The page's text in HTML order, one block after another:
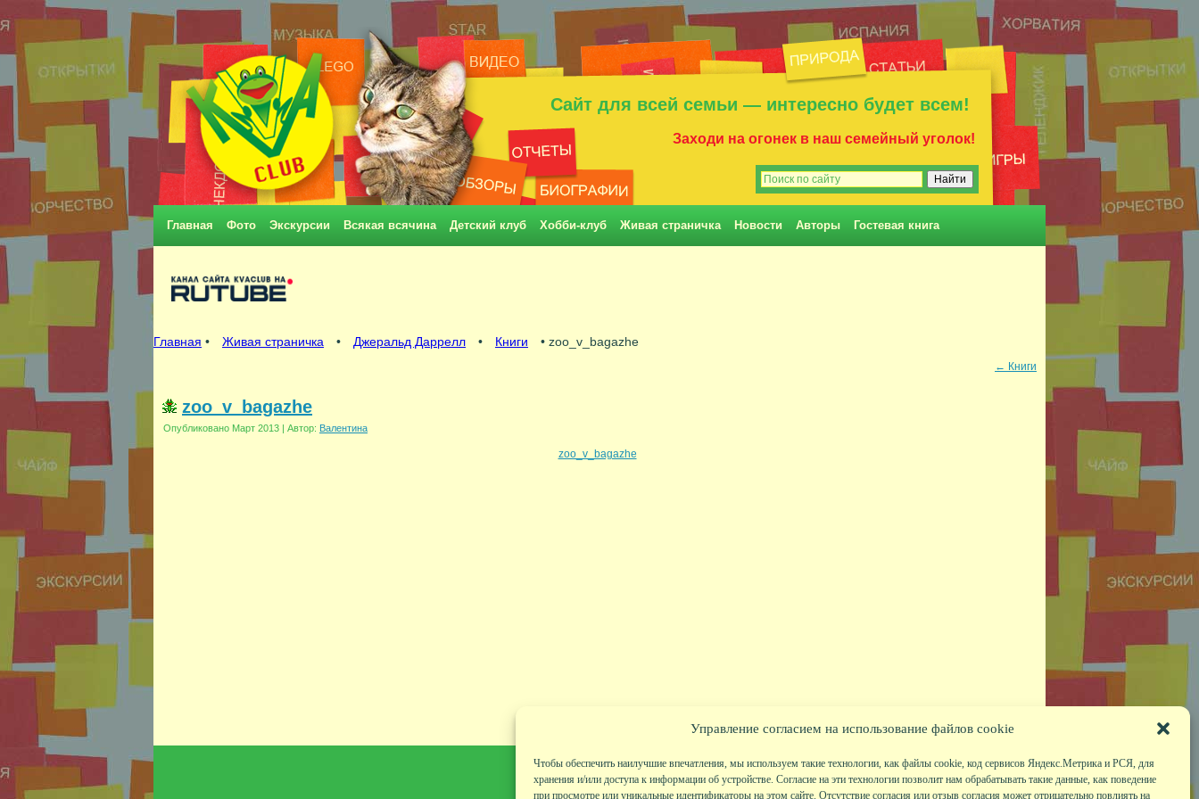
Управление согласием на использование файлов cookie
Чтобы обеспечить наилучшие впечатления, мы используем такие технологии, как файлы cookie, код сервисов Яндекс.Метрика и РСЯ, для
хранения и/или доступа к информации об устройстве. Согласие на эти технологии позволит нам обрабатывать такие данные, как поведение
при просмотре или уникальные идентификаторы на этом сайте. Отсутствие согласия или отзыв согласия может отрицательно повлиять на
Сайт для всей семьи — интересно будет всем!
Заходи на огонек в наш семейный уголок!
Главная Фото Экскурсии Всякая всячина Детский клуб Хобби-клуб Живая страничка Новости Авторы Гостевая книга
Главная • Живая страничка • Джеральд Даррелл • Книги • zoo_v_bagazhe
← Книги
zoo_v_bagazhe
Опубликовано Март 2013 | Автор: Валентина
zoo_v_bagazhe